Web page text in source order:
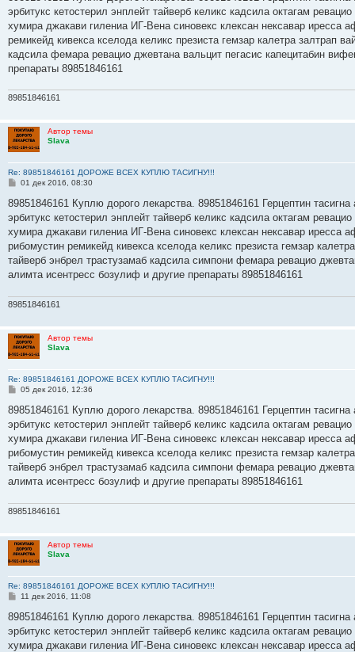
щ
е
и
е
эрбитукс кетостерил энплейт тайверб келикс кадсила октагам
хумира джакави гилениа ИГ-Вена синовекс клексан нексавар иресса
ремикейд кивекса кселода келикс презиста гемзар калетра залтрап
кадсила фемара ревацио джевтана вальцит пегасис капецитабин
препараты 89851846161
89851846161
Автор темы
Slava
Re: 89851846161 ДОРОЖЕ ВСЕХ КУПЛЮ ТАСИГНУ!!!
С
о
щ
е
и
е
01 дек 2016, 08:30
89851846161 Куплю дорого лекарства. 89851846161 Герцептин
эрбитукс кетостерил энплейт тайверб келикс кадсила октагам
хумира джакави гилениа ИГ-Вена синовекс клексан нексавар иресса
рибомустин ремикейд кивекса кселода келикс презиста гемзар
тайверб энбрел трастузамаб кадсила симпони фемара ревацио
алимта исентресс бозулиф и другие препараты 89851846161
89851846161
Автор темы
Slava
Re: 89851846161 ДОРОЖЕ ВСЕХ КУПЛЮ ТАСИГНУ!!!
С
о
щ
е
и
е
05 дек 2016, 12:36
89851846161 Куплю дорого лекарства. 89851846161 Герцептин
эрбитукс кетостерил энплейт тайверб келикс кадсила октагам
хумира джакави гилениа ИГ-Вена синовекс клексан нексавар иресса
рибомустин ремикейд кивекса кселода келикс презиста гемзар
тайверб энбрел трастузамаб кадсила симпони фемара ревацио
алимта исентресс бозулиф и другие препараты 89851846161
89851846161
Автор темы
Slava
Re: 89851846161 ДОРОЖЕ ВСЕХ КУПЛЮ ТАСИГНУ!!!
С
о
щ
е
11 дек 2016, 11:08
89851846161 Куплю дорого лекарства. 89851846161 Герцептин
эрбитукс кетостерил энплейт тайверб келикс кадсила октагам
хумира джакави гилениа ИГ-Вена синовекс клексан нексавар иресса